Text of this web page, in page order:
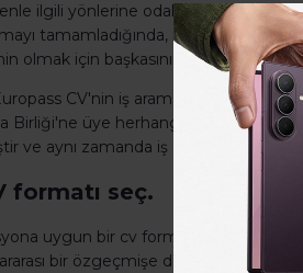
ilgili yönlerine odaklan,
tamamladığında, içeriğinin açık,
olmak için başkasının gözden
CV'nin iş arama sürecindeki
Birliği'ne üye herhangi bir ülkedeki
ve aynı zamanda iş arayanlar ve
formatı seç.
uygun bir cv formatı seçtiğinden
bir özgeçmişe dahil edilecek